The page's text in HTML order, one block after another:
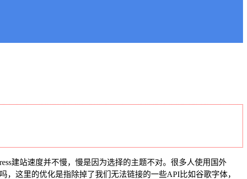
建站速度并不慢，慢是因为选择的主题不对。很多人使用国外
，这里的优化是指除掉了我们无法链接的一些API比如谷歌字体，